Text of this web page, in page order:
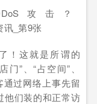
！这就是所谓的
”、“占空间”、
通过网络上事先留
他们装的和正常访